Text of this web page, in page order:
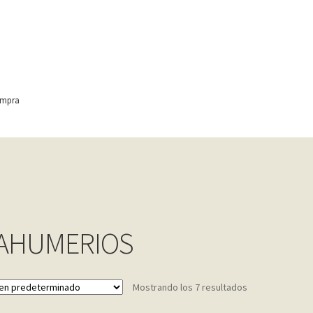
Finalizar compraFrequently Questions
Mostrando los 7 resultados